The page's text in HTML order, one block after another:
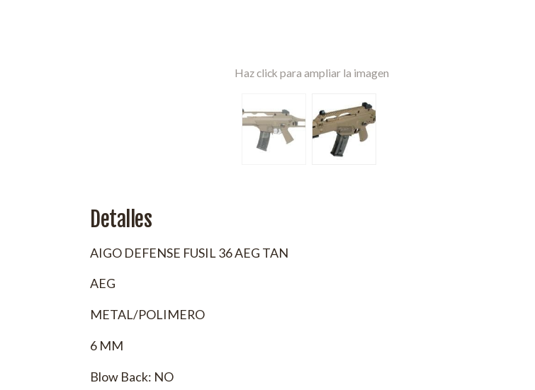
Haz click para ampliar la imagen
Detalles
AIGO DEFENSE FUSIL 36 AEG TAN
AEG
METAL/POLIMERO
6 MM
Blow Back: NO